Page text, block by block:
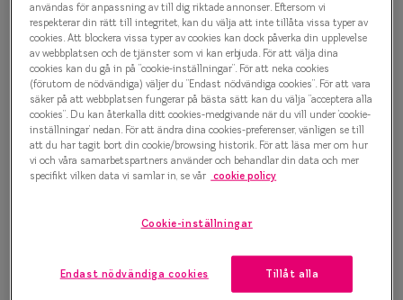
Olika
Efva
Prenumerationstiden är 24 månader, du behåller
glasögonen när den prenumerationstiden är över.
Månadsavgiften avgörs av hur många, och vilka
glasögon du väljer. I månadsavgiften ingår
följande:
Dina glasögon (så många du valt)
Trygghetspaket med 2 års utökat skydd (värde 200
användas för anpassning av till dig riktade annonser. Eftersom vi
respekterar din rätt till integritet, kan du välja att inte tillåta vissa typer av
cookies. Att blockera vissa typer av cookies kan dock påverka din upplevelse
av webbplatsen och de tjänster som vi kan erbjuda. För att välja dina
cookies kan du gå in på ”cookie-inställningar”. För att neka cookies
(förutom de nödvändiga) väljer du ”Endast nödvändiga cookies”. För att vara
säker på att webbplatsen fungerar på bästa sätt kan du välja ”acceptera alla
cookies”. Du kan återkalla ditt cookies-medgivande när du vill under ’cookie-
inställningar’ nedan. För att ändra dina cookies-preferenser, vänligen se till
att du har tagit bort din cookie/browsing historik. För att läsa mer om hur
vi och våra samarbetspartners använder och behandlar din data och mer
specifikt vilken data vi samlar in, se vår cookie policy
Cookie-inställningar
Endast nödvändiga cookies Tillåt alla